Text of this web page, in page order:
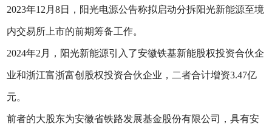
2023年12月8日，阳光电源公告称拟启动分拆阳光新能源至境
内交易所上市的前期筹备工作。
2024年2月，阳光新能源引入了安徽铁基新能股权投资合伙企
业和浙江富浙富创股权投资合伙企业，二者合计增资3.47亿
元。
前者的大股东为安徽省铁路发展基金股份有限公司，具有安